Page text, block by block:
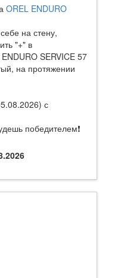
OREL ENDURO
на стену,
"+" в
SERVICE 57
на протяжении
с
победителем❗️